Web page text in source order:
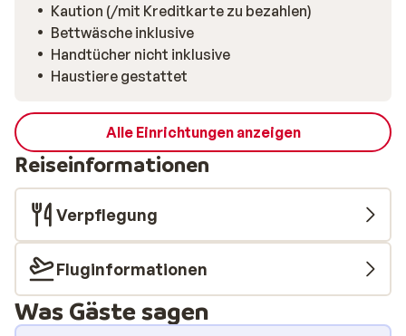
Kaution (/mit Kreditkarte zu bezahlen)
Bettwäsche inklusive
Handtücher nicht inklusive
Haustiere gestattet
Alle Einrichtungen anzeigen
Reiseinformationen
Verpflegung
Fluginformationen
Was Gäste sagen